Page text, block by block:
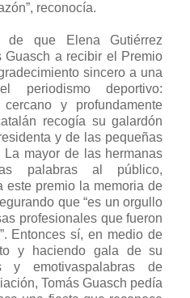
reconocía.
de que Elena Gutiérrez
Guasch a recibir el Premio
sincero a una
periodismo deportivo:
cercano y profundamente
recogía su galardón
y de las pequeñas
mayor de las hermanas
palabras al público,
este premio la memoria de
que “es un orgullo
profesionales que fueron
Entonces sí, en medio de
y haciendo gala de su
y emotivaspalabras de
Tomás Guasch pedía